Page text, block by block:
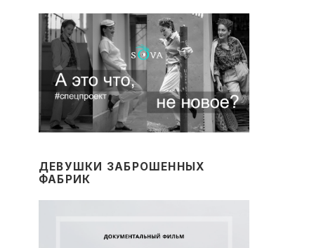
ДЕВУШКИ ЗАБРОШЕННЫХ
ФАБРИК